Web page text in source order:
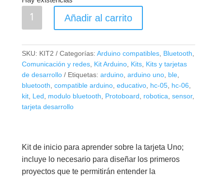
Arduino
y
Semáforo
+
Compatible
Arduino
Añadir al carrito
SKU: KIT2 Categorías: Arduino compatibles, Bluetooth
Comunicación y redes, Kit Arduino, Kits, Kits y tarjetas
de desarrollo
Etiquetas: arduino, arduino uno, ble,
bluetooth compatible arduino, educativo, hc-05, hc-06
kit, Led modulo bluetooth Protoboard robotica sensor,
tarjeta desarrollo
Kit de inicio para aprender sobre la tarjeta Uno;
incluye lo necesario para diseñar los primeros
proyectos que te permitirán entender la